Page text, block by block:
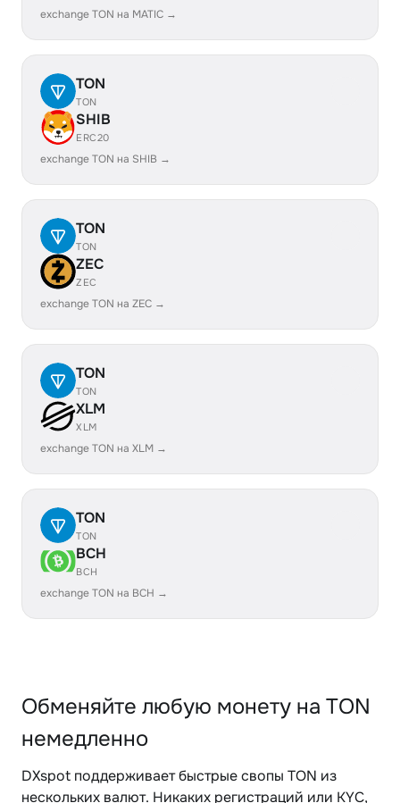
exchange TON на MATIC →
TON
TON
SHIB
ERC20
exchange TON на SHIB →
TON
TON
ZEC
ZEC
exchange TON на ZEC →
TON
TON
XLM
XLM
exchange TON на XLM →
TON
TON
BCH
BCH
exchange TON на BCH →
Обменяйте любую монету на TON
немедленно
DXspot поддерживает быстрые свопы TON из
нескольких валют. Никаких регистраций или KYC,